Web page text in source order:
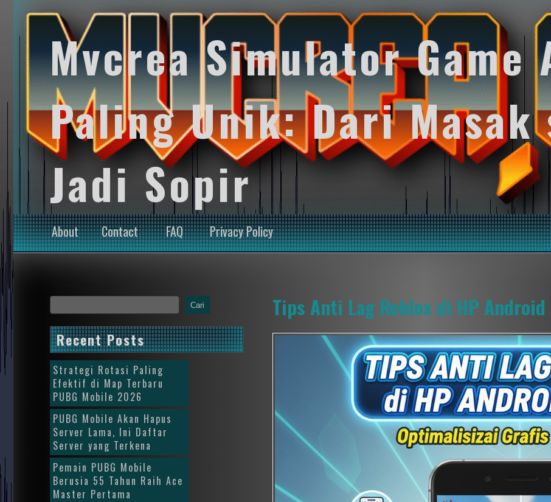
Mvcrea Simulator Game
Paling Unik: Dari Masak
Jadi Sopir
About Contact FAQ Privacy Policy
Tips Anti Lag Roblox di HP
Cari
Recent Posts
Strategi Rotasi Paling
Efektif di Map Terbaru
PUBG Mobile 2026
PUBG Mobile Akan Hapus
Server Lama, Ini Daftar
Server yang Terkena
Pemain PUBG Mobile
Berusia 55 Tahun Raih Ace
Master Pertama